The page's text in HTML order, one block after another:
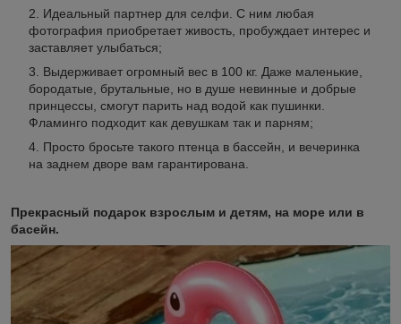
Идеальный партнер для селфи. С ним любая
фотография приобретает живость, пробуждает интерес и
заставляет улыбаться;
Выдерживает огромный вес в 100 кг. Даже маленькие,
бородатые, брутальные, но в душе невинные и добрые
принцессы, смогут парить над водой как пушинки.
Фламинго подходит как девушкам так и парням;
Просто бросьте такого птенца в бассейн, и вечеринка
на заднем дворе вам гарантирована.
Прекрасный подарок взрослым и детям, на море или в
басейн.